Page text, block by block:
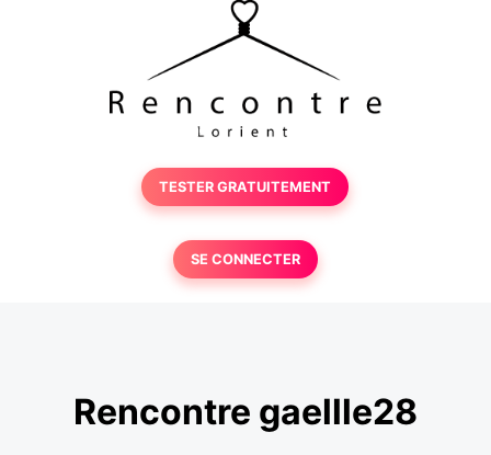
TESTER GRATUITEMENT
SE CONNECTER
Rencontre gaellle28